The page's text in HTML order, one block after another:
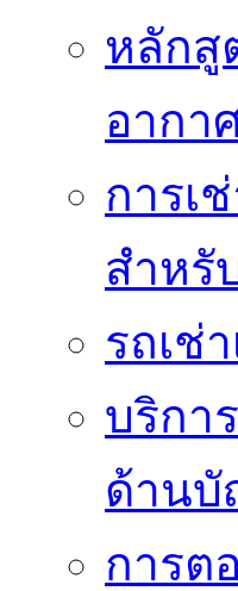
หลักสู
อากา
การเ
สำหรั
รถเช่
บริกา
ด้าน
การต